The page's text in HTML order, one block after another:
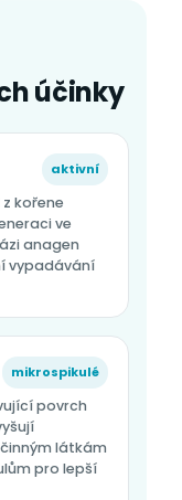
účinky
aktivní
kořene
ve
anagen
vypadávání
mikrospikulé
povrch
látkám
pro lepší